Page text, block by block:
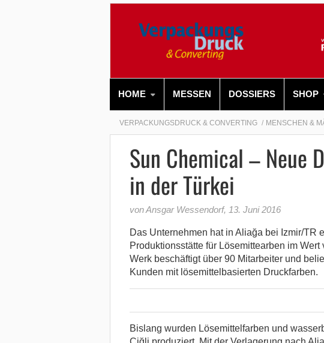
HOME MESSEN DOSSIERS SHOP
VERPACKUNGSDRUCK & CONVERTING MENSCHEN &
Sun Chemical – Neue
in der Türkei
von Ansgar Wessendorf, 13. Juni 2016
Das Unternehmen hat in Aliağa bei Izmir/TR
Produktionsstätte für Lösemittearben im
Werk beschäftigt über 90 Mitarbeiter und
Kunden mit lösemittelbasierten Druckfarben.
Bislang wurden Lösemittelfarben und